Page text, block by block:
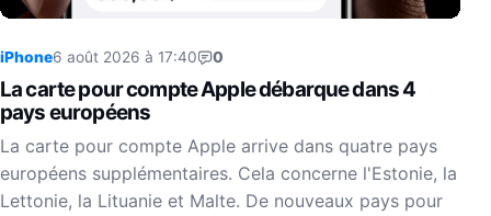
iPhone6 août 2026 à 17:40 0
La carte pour compte Apple débarque dans 4
pays européens
La carte pour compte Apple arrive dans quatre pays
européens supplémentaires. Cela concerne l'Estonie, la
Lettonie, la Lituanie et Malte. De nouveaux pays pour